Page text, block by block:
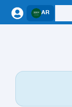
AR